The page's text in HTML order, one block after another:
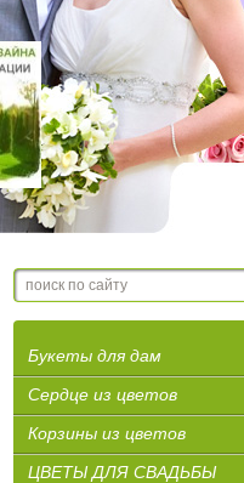
Букеты для дам
Сердце из цветов
Корзины из цветов
ЦВЕТЫ ДЛЯ СВАДЬБЫ